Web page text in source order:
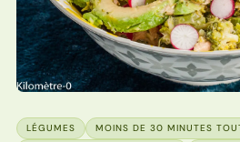
LÉGUMES
MOINS DE 30 MINUTES